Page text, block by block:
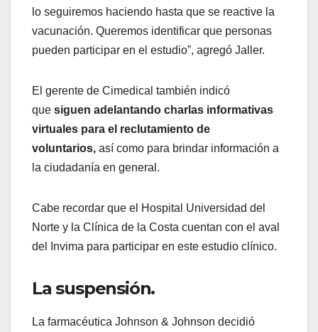
lo seguiremos haciendo hasta que se reactive la
vacunación. Queremos identificar que personas
pueden participar en el estudio”, agregó Jaller.
El gerente de Cimedical también indicó
que siguen adelantando charlas informativas
virtuales para el reclutamiento de
voluntarios, así como para brindar información a
la ciudadanía en general.
Cabe recordar que el Hospital Universidad del
Norte y la Clínica de la Costa cuentan con el aval
del Invima para participar en este estudio clínico.
La suspensión.
La farmacéutica Johnson & Johnson decidió